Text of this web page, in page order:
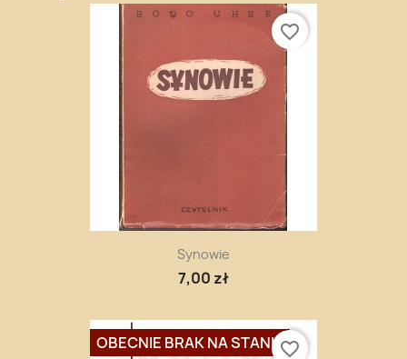
Synowie
7,00 zł
favorite_border
OBECNIE BRAK NA STANIEfavorite_border